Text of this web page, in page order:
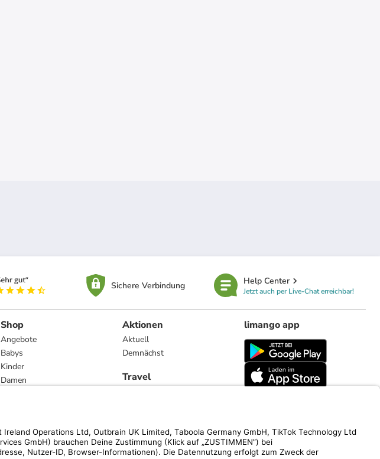
Sichere Verbindung Help Center
Jetzt auch per Live-Chat erreichbar!
Shop
Angebote
Babys
Kinder
Damen
Marken
Aktionen
Aktuell
Demnächst
Travel
limango app